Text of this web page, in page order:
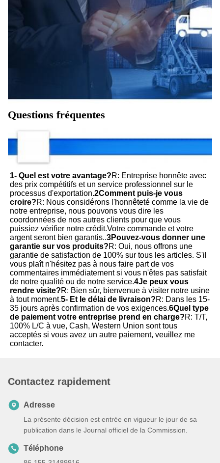
Questions fréquentes
1- Quel est votre avantage?R: Entreprise honnête avec
des prix compétitifs et un service professionnel sur le
processus d'exportation.2Comment puis-je vous
croire?R: Nous considérons l'honnêteté comme la vie de
notre entreprise, nous pouvons vous dire les
coordonnées de nos autres clients pour que vous
puissiez vérifier notre crédit.Votre commande et votre
argent seront bien garantis..3Pouvez-vous donner une
garantie sur vos produits?R: Oui, nous offrons une
garantie de satisfaction de 100% sur tous les articles. S'il
vous plaît n'hésitez pas à nous faire part de vos
commentaires immédiatement si vous n'êtes pas satisfait
de notre qualité ou de notre service.4Je peux vous
rendre visite?R: Bien sûr, bienvenue à visiter notre usine
à tout moment.5- Et le délai de livraison?R: Dans les 15-
35 jours après confirmation de vos exigences.6Quel type
de paiement votre entreprise prend en charge?R: T/T,
100% L/C à vue, Cash, Western Union sont tous
acceptés si vous avez un autre paiement, veuillez me
contacter.
Contactez rapidement
Adresse
La présente décision est entrée en vigueur le jour de sa
publication dans le Journal officiel de la Commission.
Téléphone